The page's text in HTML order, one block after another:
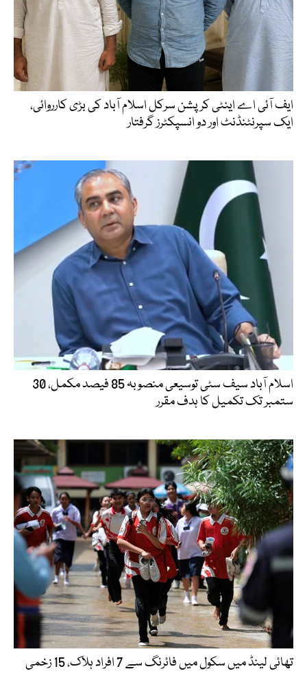
ایف آئی اے اینٹی کرپشن سرکل اسلام آباد کی بڑی کارروائی،
ایک سپرنٹنڈنٹ اور دو انسپکٹرز گرفتار
اسلام آباد سیف سٹی توسیعی منصوبہ 85 فیصد مکمل، 30
ستمبر تک تکمیل کا ہدف مقرر
تھائی لینڈ میں سکول میں فائرنگ سے 7 افراد ہلاک، 15 زخمی